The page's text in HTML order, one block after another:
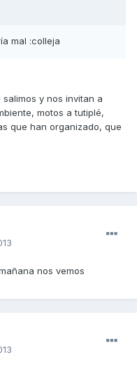
mal :colleja
y nos invitan a
motos a tutiplé,
que han organizado, que
nos vemos